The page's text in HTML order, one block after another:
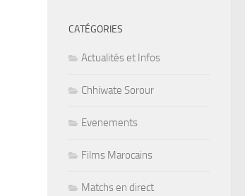
CATÉGORIES
Actualités et Infos
Chhiwate Sorour
Evenements
Films Marocains
Matchs en direct